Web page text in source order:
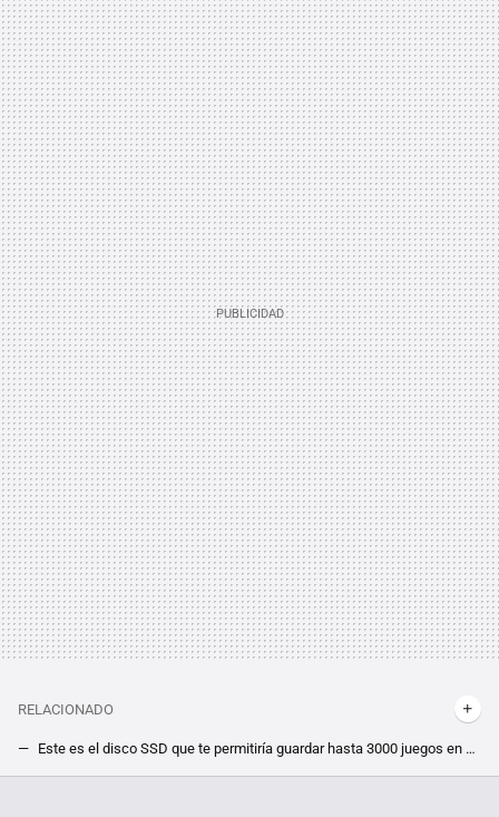
RELACIONADO
Este es el disco SSD que te permitiría guardar hasta 3000 juegos en él, pero por el momento sólo unos pocos se lo podrán permitir